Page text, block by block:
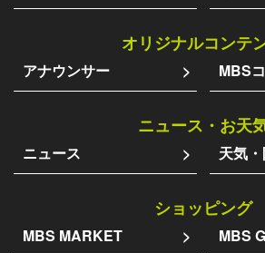
オリジナルコンテ
アナウンサー MBS
ニュース・お天
ニュース 天気
ショッピング
MBS MARKET MBS